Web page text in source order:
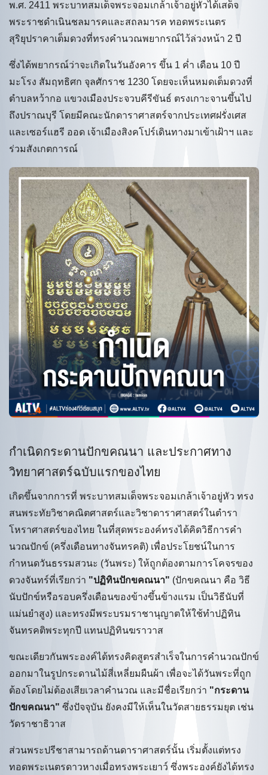
พ.ศ. 2411 พระบาทสมเด็จพระจอมเกล้าเจ้าอยู่หัวได้เสด็จ
พระราชดำเนินชลมารคและสถลมารค ทอดพระเนตร
สุริยุปราคาเต็มดวงที่ทรงคำนวณพยากรณ์ไว้ล่วงหน้า 2 ปี
ซึ่งได้พยากรณ์ว่าจะเกิดในวันอังคาร ขึ้น 1 ค่ำ เดือน 10 ปี
มะโรง สัมฤทธิศก จุลศักราช 1230 โดยจะเห็นหมดเต็มดวงที่
ตำบลหว้ากอ แขวงเมืองประจวบคีรีขันธ์ ตรงเกาะจานขึ้นไป
ถึงปราณบุรี โดยมีคณะนักดาราศาสตร์จากประเทศฝรั่งเศส
และเซอร์แฮรี ออด เจ้าเมืองสิงคโปร์เดินทางมาเข้าเฝ้าฯ และ
ร่วมสังเกตการณ์
กำเนิดกระดานปักขคณนา และประกาศทาง
วิทยาศาสตร์ฉบับแรกของไทย
เกิดขึ้นจากการที่ พระบาทสมเด็จพระจอมเกล้าเจ้าอยู่หัว ทรง
สนพระทัยวิชาคณิตศาสตร์และวิชาดาราศาสตร์ในตำรา
โหราศาสตร์ของไทย ในที่สุดพระองค์ทรงได้คิดวิธีการคำ
นวณปักข์ (ครึ่งเดือนทางจันทรคติ) เพื่อประโยชน์ในการ
กำหนดวันธรรมสวนะ (วันพระ) ให้ถูกต้องตามการโคจรของ
ดวงจันทร์ที่เรียกว่า "ปฏิทินปักขคณนา" (ปักขคณนา คือ วิธี
นับปักข์หรือรอบครึ่งเดือนของข้างขึ้นข้างแรม เป็นวิธีนับที่
แม่นยำสูง) และทรงมีพระบรมราชานุญาตให้ใช้ทำปฏิทิน
จันทรคติพระทุกปี แทนปฏิทินฆราวาส
ขณะเดียวกันพระองค์ได้ทรงคิดสูตรสำเร็จในการคำนวณปักข์
ออกมาในรูปกระดานไม้สี่เหลี่ยมผืนผ้า เพื่อจะได้วันพระที่ถูก
ต้องโดยไม่ต้องเสียเวลาคำนวณ และมีชื่อเรียกว่า "กระดาน
ปักขคณนา" ซึ่งปัจจุบัน ยังคงมีให้เห็นในวัดสายธรรมยุต เช่น
วัดราชาธิวาส
ส่วนพระปรีชาสามารถด้านดาราศาสตร์นั้น เริ่มตั้งแต่ทรง
ทอดพระเนตรดาวหางเมื่อทรงพระเยาว์ ซึ่งพระองค์ยังได้ทรง